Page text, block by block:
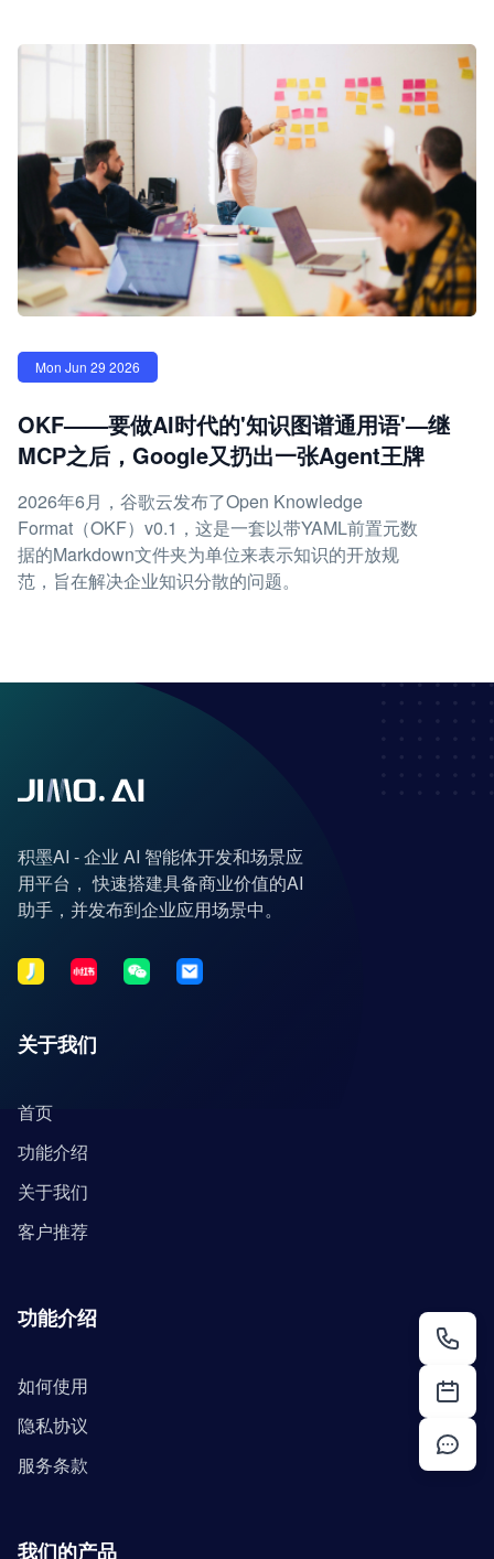
Mon Jun 29 2026
OKF——要做AI时代的'知识图谱通用语'—继
MCP之后，Google又扔出一张Agent王牌
2026年6月，谷歌云发布了Open Knowledge
Format（OKF）v0.1，这是一套以带YAML前置元数
据的Markdown文件夹为单位来表示知识的开放规
范，旨在解决企业知识分散的问题。
积墨AI - 企业 AI 智能体开发和场景应
用平台， 快速搭建具备商业价值的AI
助手，并发布到企业应用场景中。
关于我们
首页
功能介绍
关于我们
客户推荐
功能介绍
如何使用
隐私协议
服务条款
我们的产品